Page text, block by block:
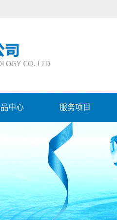
中心
机系列
台机
服务项目